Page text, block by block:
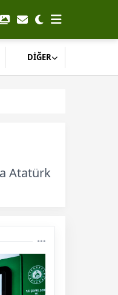
DİĞER
Atatürk